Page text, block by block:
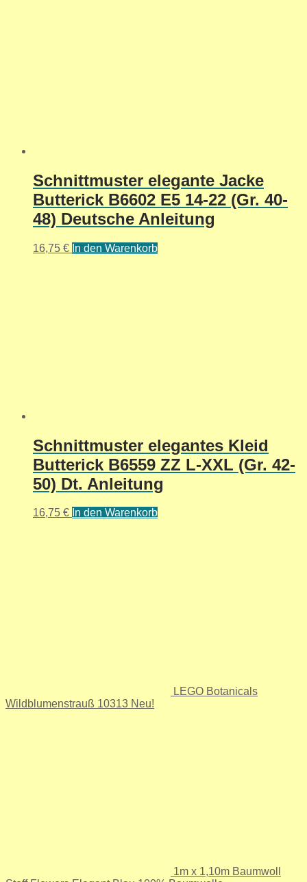
Schnittmuster elegante Jacke
Butterick B6602 E5 14-22 (Gr. 40-
48) Deutsche Anleitung
16,75 € In den Warenkorb
Schnittmuster elegantes Kleid
Butterick B6559 ZZ L-XXL (Gr. 42-
50) Dt. Anleitung
16,75 € In den Warenkorb
LEGO Botanicals
Wildblumenstrauß 10313 Neu!
1m x 1,10m Baumwoll